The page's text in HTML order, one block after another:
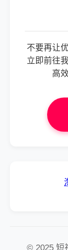
不要再让
立即前往
高
© 2025 短